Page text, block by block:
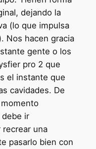
dejando la
(lo que impulsa
Nos hacen gracia
gente o los
pro 2 que
el instante que
cavidades. De
ir
recrear una
pasarlo bien con